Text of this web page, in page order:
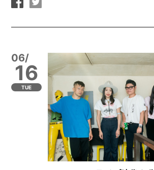
06/
16
TUE